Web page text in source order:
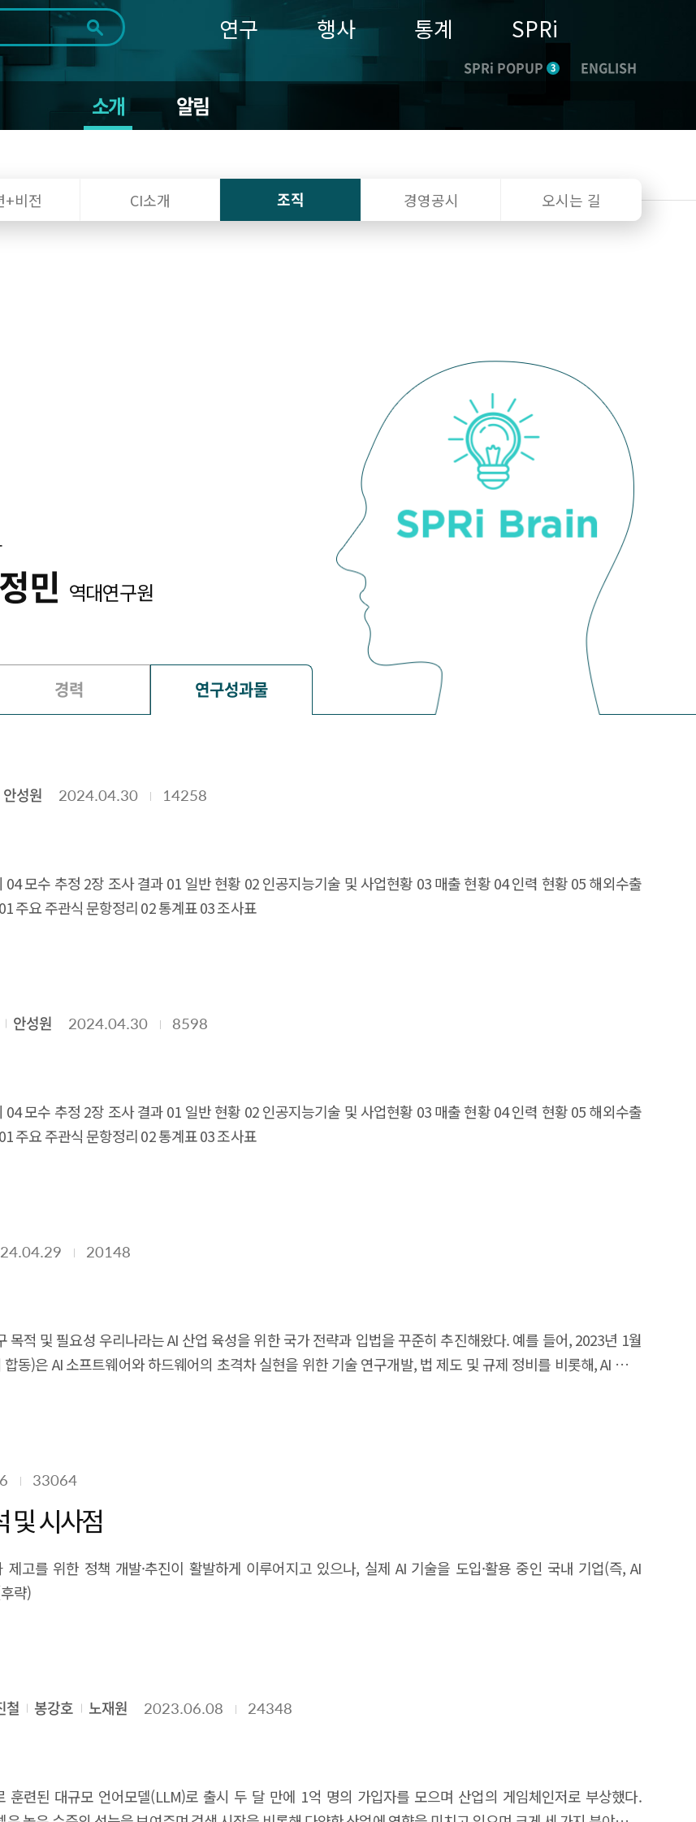
1주 1개월 3개월 1년
~
연구 행사 통계 SPRi
SPRi POPUP 3 ENGLISH
소개 알림
+비전 CI소개 조직 경영공시 오시는 길
민 역대연구원
경력 연구성과물
안성원 2024.04.30 14258
모수 추정 2장 조사 결과 01 일반 현황 02 인공지능기술 및 사업현황 03 매출 현황 04 인력 현황 05 해외수출
주요 주관식 문항정리 02 통계표 03 조사표
안성원 2024.04.30 8598
모수 추정 2장 조사 결과 01 일반 현황 02 인공지능기술 및 사업현황 03 매출 현황 04 인력 현황 05 해외수출
주요 주관식 문항정리 02 통계표 03 조사표
20148
목적 및 필요성 우리나라는 AI 산업 육성을 위한 국가 전략과 입법을 꾸준히 추진해왔다. 예를 들어, 2023년 1월
)은 AI 소프트웨어와 하드웨어의 초격차 실현을 위한 기술 연구개발, 법 제도 및 규제 정비를 비롯해, AI 기업
통해, 2027년 3대 AI 기술 강국 도약, AI 전문기업 1천 개 육성 등의 정량적인 목표도 제시하였다. 이러한
업이 AI 기술을 활용하여 새로운 비즈니스를 창출하고 있으나, 세계적인 경기 침체를 비롯한 여러 가지
을 정의하고, AI 창업기업의 비즈니스 현황을 분석하고, 주요 우수사례를 발굴하고, 주요 창업기업을 대상으로
황을 파악하고, 정부의 정책 지원이 필요한 분야 등 AI 산업 생태계를 육성하고, AI 창업지원을 위한 정책
태계를 파악하면서 해외 주요국과 비교할 수 있는 시장현황 통계를 생산함으로써, 세계적 수준의 AI 창업기업
화하는 AI 시장과 창업·투자 생태계 특성상 조사 시간이 많이 요구되는 실태조사 대비, 유관 DB를 기반으로
사 연구로써 데이터 기반의 분석을 수행하였다. 3. 연구의 구성 및 범위 본 연구는 크게 세 가지 세부 과업으로
두 번째는 AI 창업기업 비즈니스 현황 조사이고, 셋째는 AI 기업 사례 및 기업·기관 심층 조사에 관한 내용이다.
한 선행 조사를 기반으로 하여 창업기업을 정의하고, AI 창업기업 기준을 설정하였다. 이어, 정의된 AI 창업기업
심층적으로 사례분석을 수행함과 동시에 AI 기업과 기관 심층 조사에서는 창업기업 투자나 정책지원기관, AI
용, 부가서비스, 조사, 분석, 컨설팅, 중개 등의 과정을 통해 가치를 창출하는 기업으로 정의하여 이 기준에 맞게
자 주요 결과] [국내 생성형 AI 분야 VC 투자 주요 결과] AI 창업기업을 대상으로 한 사례분석을 수행한 결과, 일부
33064
및 시사점
고를 위한 정책 개발·추진이 활발하게 이루어지고 있으나, 실제 AI 기술을 도입·활용 중인 국내 기업(즉, AI
략)
철 봉강호 노재원 2023.06.08 24348
련된 대규모 언어모델(LLM)로 출시 두 달 만에 1억 명의 가입자를 모으며 산업의 게임체인저로 부상했다.